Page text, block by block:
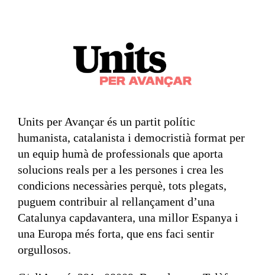
Units per Avançar és un partit polític
humanista, catalanista i democristià format per
un equip humà de professionals que aporta
solucions reals per a les persones i crea les
condicions necessàries perquè, tots plegats,
puguem contribuir al rellançament d’una
Catalunya capdavantera, una millor Espanya i
una Europa més forta, que ens faci sentir
orgullosos.